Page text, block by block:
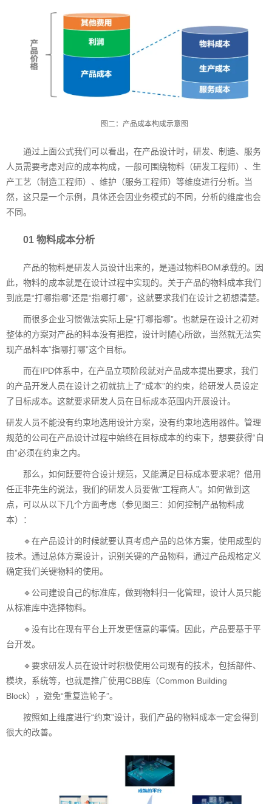
图二：产品成本构成示意图
通过上面公式我们可以看出，在产品设计时，研发、制造、服务
人员需要考虑对应的成本构成，一般可围绕物料（研发工程师）、生
产工艺（制造工程师）、维护（服务工程师）等维度进行分析。当
然，这只是一个示例，具体还会因业务模式的不同，分析的维度也会
不同。
01 物料成本分析
产品的物料是研发人员设计出来的，是通过物料BOM承载的。因
此，物料的成本就是在设计过程中实现的。关于产品的物料成本我们
到底是“打哪指哪”还是“指哪打哪”，这就要求我们在设计之初想清楚。
而很多企业习惯做法实际上是“打哪指哪”。也就是在设计之初对
整体的方案对产品的料本没有把控，设计时随心所欲，当然就无法实
现产品料本“指哪打哪”这个目标。
而在IPD体系中，在产品立项阶段就对产品成本提出要求，我们
的产品开发人员在设计之初就抗上了“成本”的约束，给研发人员设定
了目标成本。这就要求研发人员在目标成本范围内开展设计。
研发人员不能没有约束地选用设计方案，没有约束地选用器件。管理
规范的公司在产品设计过程中始终在目标成本的约束下，想要获得“自
由”必须在约束之内。
那么，如何既要符合设计规范，又能满足目标成本要求呢？借用
任正非先生的说法，我们的研发人员要做“工程商人”。如何做到这
点，可以从以下几个方面考虑（参见图三：如何控制产品物料成
本）：
🔹在产品设计的时候就要认真考虑产品的总体方案，使用成型的
技术。通过总体方案设计，识别关键的产品物料，通过产品规格定义
确定我们关键物料的使用。
🔹公司建设自己的标准库，做到物料归一化管理，设计人员只能
从标准库中选择物料。
🔹没有比在现有平台上开发更惬意的事情。因此，产品要基于平
台开发。
🔹要求研发人员在设计时积极使用公司现有的技术，包括部件、
模块，系统等，也就是推广使用CBB库（Common Building
Block），避免“重复造轮子”。
按照如上维度进行“约束”设计，我们产品的物料成本一定会得到
很大的改善。